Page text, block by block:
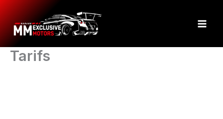
contenu
Tarifs